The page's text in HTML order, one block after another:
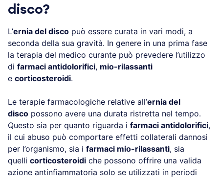
disco?
L’ernia del disco può essere curata in vari modi, a
seconda della sua gravità. In genere in una prima fase
la terapia del medico curante può prevedere l’utilizzo
di farmaci antidolorifici, mio-rilassanti
e corticosteroidi.
Le terapie farmacologiche relative all’ernia del
disco possono avere una durata ristretta nel tempo.
Questo sia per quanto riguarda i farmaci antidolorifici,
il cui abuso può comportare effetti collaterali dannosi
per l’organismo, sia i farmaci mio-rilassanti, sia
quelli corticosteroidi che possono offrire una valida
azione antinfiammatoria solo se utilizzati in periodi